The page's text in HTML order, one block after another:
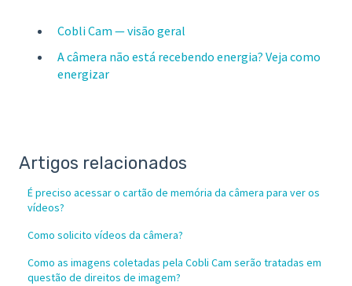
Cobli Cam — visão geral
A câmera não está recebendo energia? Veja como
energizar
Artigos relacionados
É preciso acessar o cartão de memória da câmera para ver os
vídeos?
Como solicito vídeos da câmera?
Como as imagens coletadas pela Cobli Cam serão tratadas em
questão de direitos de imagem?